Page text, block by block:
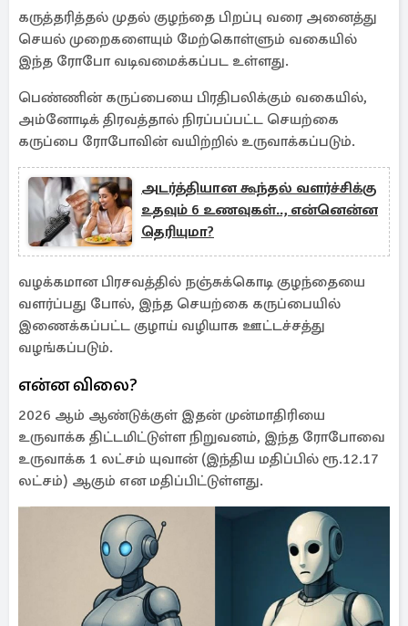
கருத்தரித்தல் முதல் குழந்தை பிறப்பு வரை அனைத்து
செயல் முறைகளையும் மேற்கொள்ளும் வகையில்
இந்த ரோபோ வடிவமைக்கப்பட உள்ளது.
பெண்ணின் கருப்பையை பிரதிபலிக்கும் வகையில்,
அம்னோடிக் திரவத்தால் நிரப்பப்பட்ட செயற்கை
கருப்பை ரோபோவின் வயிற்றில் உருவாக்கப்படும்.
அடர்த்தியான கூந்தல் வளர்ச்சிக்கு
உதவும் 6 உணவுகள்.., என்னென்ன
தெரியுமா?
வழக்கமான பிரசவத்தில் நஞ்சுக்கொடி குழந்தையை
வளர்ப்பது போல், இந்த செயற்கை கருப்பையில்
இணைக்கப்பட்ட குழாய் வழியாக ஊட்டச்சத்து
வழங்கப்படும்.
என்ன விலை?
2026 ஆம் ஆண்டுக்குள் இதன் முன்மாதிரியை
உருவாக்க திட்டமிட்டுள்ள நிறுவனம், இந்த ரோபோவை
உருவாக்க 1 லட்சம் யுவான் (இந்திய மதிப்பில் ரூ.12.17
லட்சம்) ஆகும் என மதிப்பிட்டுள்ளது.